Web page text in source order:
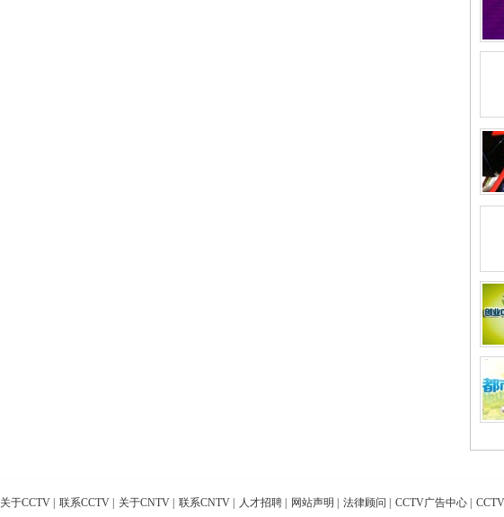
关于CCTV 联系CCTV 关于CNTV 联系CNTV 人才招聘 网站声明 法律顾问 CCTV广告中心